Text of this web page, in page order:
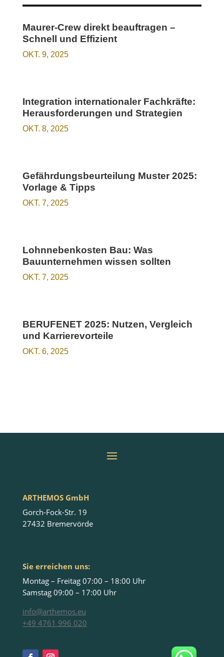
Maurer-Crew direkt beauftragen –
Schnell und Effizient
OKT. 9, 2025
Integration internationaler Fachkräfte:
Herausforderungen und Strategien
OKT. 8, 2025
Gefährdungsbeurteilung Muster 2025:
Vorlage & Tipps
OKT. 7, 2025
Lohnnebenkosten Bau: Was
Bauunternehmen wissen sollten
OKT. 7, 2025
BERUFENET 2025: Nutzen, Vergleich
und Karrierevorteile
OKT. 6, 2025
ARTHEMOS GmbH
Gorch-Fock-Str. 19
27432 Bremervörde
Sie erreichen uns:
Montag – Freitag 07:00 – 18:00 Uhr
Samstag 09:00 – 17:00 Uhr
info@arthemos.eu
+49 4761 996 020